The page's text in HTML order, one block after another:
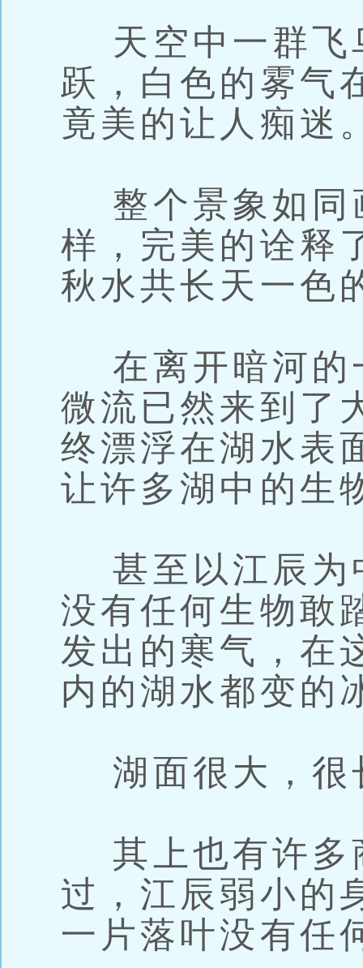
天空中一群飞
跃，白色的雾气
竟美的让人痴迷
整个景象如同
样，完美的诠释
秋水共长天一色
在离开暗河的
微流已然来到了
终漂浮在湖水表
让许多湖中的生
甚至以江辰为
没有任何生物敢
发出的寒气，在
内的湖水都变的
湖面很大，很
其上也有许多
过，江辰弱小的
一片落叶没有任